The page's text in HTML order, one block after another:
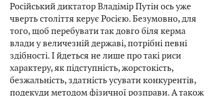
Російський диктатор Владімір Путін ось уже
чверть століття керує Росією. Безумовно, для
того, щоб перебувати так довго біля керма
влади у величезній державі, потрібні певні
здібності. І йдеться не лише про такі риси
характеру, як підступність, жорстокість,
безжальність, здатність усувати конкурентів,
подекуди методом фізичної розправи. А також